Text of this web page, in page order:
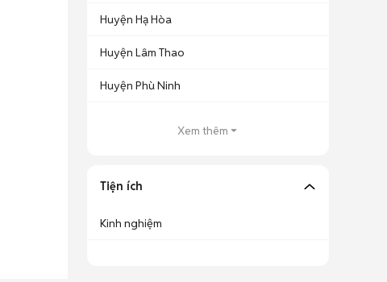
Huyện Hạ Hòa
Huyện Lâm Thao
Huyện Phù Ninh
Xem thêm
Tiện ích
Kinh nghiệm